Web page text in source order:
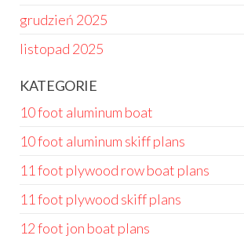
grudzień 2025
listopad 2025
KATEGORIE
10 foot aluminum boat
10 foot aluminum skiff plans
11 foot plywood row boat plans
11 foot plywood skiff plans
12 foot jon boat plans